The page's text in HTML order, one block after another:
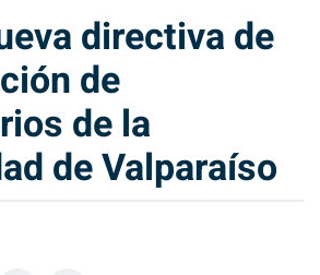
directiva de
de
de la
de Valparaíso